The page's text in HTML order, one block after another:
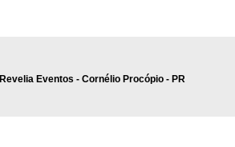
Revelia Eventos - Cornélio Procópio - PR